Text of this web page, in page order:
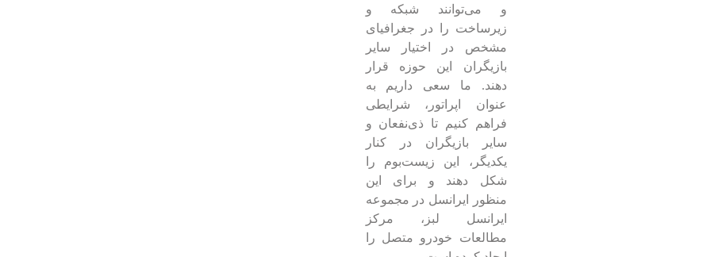
و می‌توانند شبکه‌ و
زیرساخت را در جغرافیای
مشخص در اختیار سایر
بازیگران این حوزه قرار
دهند. ما سعی داریم به‌
عنوان اپراتور، شرایطی
فراهم کنیم تا ذی‌نفعان و
سایر بازیگران در کنار
یکدیگر، این زیست‌بوم را
شکل دهند و برای این
منظور ایرانسل در مجموعه
ایرانسل لبز، مرکز
مطالعات خودرو متصل را